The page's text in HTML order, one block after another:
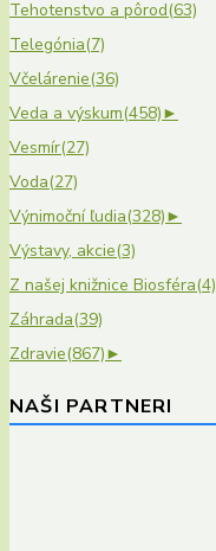
Tehotenstvo a pôrod(63)
Telegónia(7)
Včelárenie(36)
Veda a výskum(458)►
Vesmír(27)
Voda(27)
Výnimoční ľudia(328)►
Výstavy, akcie(3)
Z našej knižnice Biosféra(4)
Záhrada(39)
Zdravie(867)►
NAŠI PARTNERI